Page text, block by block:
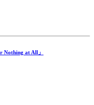
Nothing at All」